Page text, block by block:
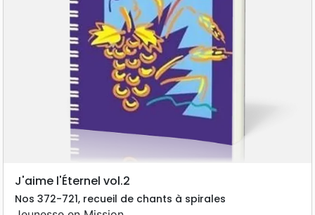
J'aime l'Éternel vol.2
Nos 372-721, recueil de chants à spirales